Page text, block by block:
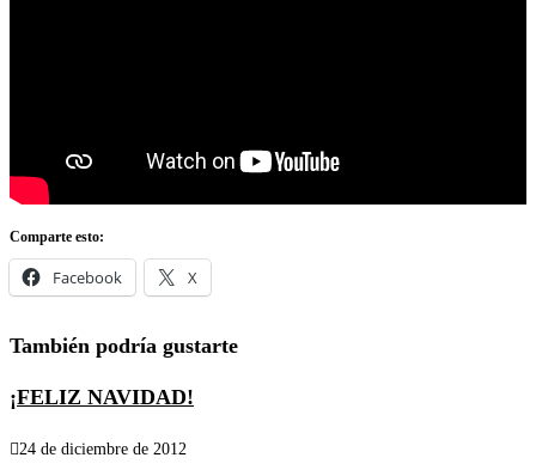
Comparte esto:
Facebook X
También podría gustarte
¡FELIZ NAVIDAD!
24 de diciembre de 2012